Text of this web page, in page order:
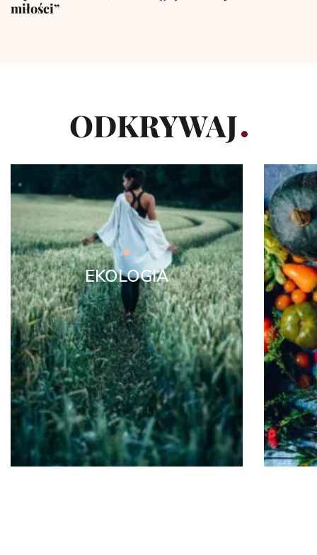
miłości”
ODKRYWAJ
EKOLOGIA